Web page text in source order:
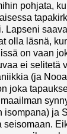
pohjata,
Lapseni
olla läsnä,
on vaan
ei selitetä
(ja
joka
isompana) ja
seisomaan.